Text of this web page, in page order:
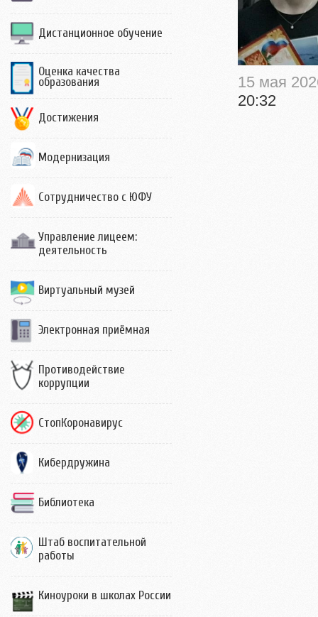
Дистанционное обучение
Оценка качества
образования
Достижения
Модернизация
Сотрудничество с ЮФУ
Управление лицеем:
деятельность
Виртуальный музей
Электронная приёмная
Противодействие
коррупции
СтопКоронавирус
Кибердружина
Библиотека
Штаб воспитательной
работы
Киноуроки в школах России
15 мая
20:32